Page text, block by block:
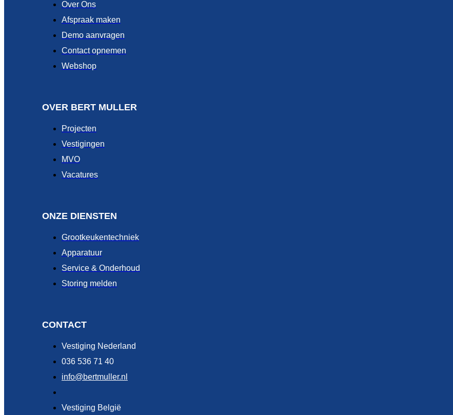
Over Ons
Afspraak maken
Demo aanvragen
Contact opnemen
Webshop
OVER BERT MULLER
Projecten
Vestigingen
MVO
Vacatures
ONZE DIENSTEN
Grootkeukentechniek
Apparatuur
Service & Onderhoud
Storing melden
CONTACT
Vestiging Nederland
036 536 71 40
info@bertmuller.nl
Vestiging België